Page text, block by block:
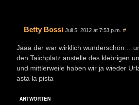
Betty Bossi Juli 5, 2012 at 7:53 p.m. #
Jaaa der war wirklich wunderschön
den Taichplatz anstelle des klebrigen
und mittlerweile haben wir ja wieder
asta la pista
ANTWORTEN